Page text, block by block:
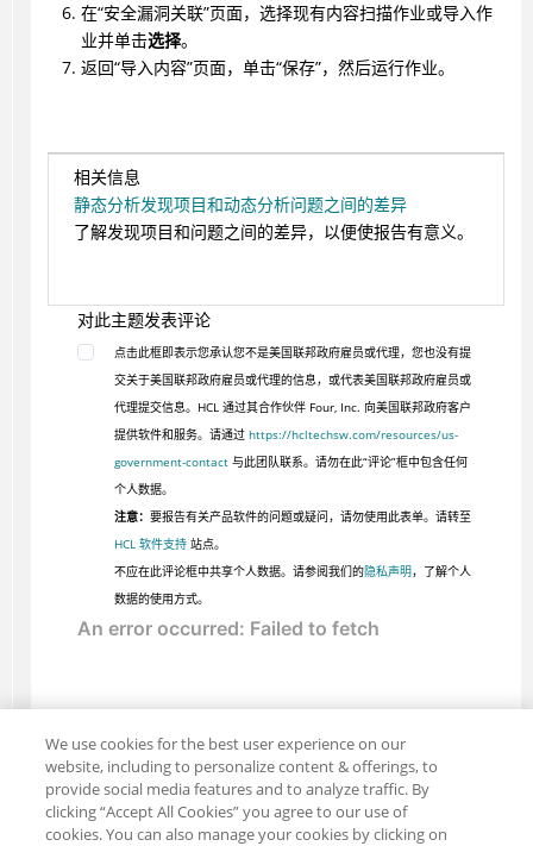
在“安全漏洞关联”页面，选择现有内容扫描作业或导入作
业并单击选择。
返回“导入内容”页面，单击“保存”，然后运行作业。
相关信息
静态分析发现项目和动态分析问题之间的差异
了解发现项目和问题之间的差异，以便使报告有意义。
对此主题发表评论
点击此框即表示您承认您不是美国联邦政府雇员或代理，您也没有提
交关于美国联邦政府雇员或代理的信息，或代表美国联邦政府雇员或
代理提交信息。HCL 通过其合作伙伴 Four, Inc. 向美国联邦政府客户
提供软件和服务。请通过 https://hcltechsw.com/resources/us-
government-contact与此团队联系。请勿在此“评论”框中包含任何
个人数据。
注意： 要报告有关产品软件的问题或疑问，请勿使用此表单。请转至
HCL 软件支持站点。
不应在此评论框中共享个人数据。请参阅我们的隐私声明，了解个人
数据的使用方式。
We use cookies for the best user experience on our
website, including to personalize content & offerings, to
provide social media features and to analyze traffic. By
clicking “Accept All Cookies” you agree to our use of
cookies. You can also manage your cookies by clicking on